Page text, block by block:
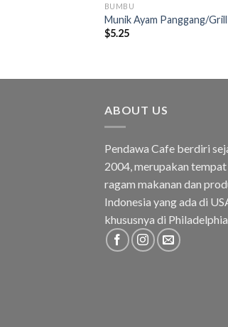
BUMBU
Munik Ayam Panggang/
$5.25
ABOUT US
Pendawa Cafe berdiri
2004, merupakan
ragam makanan dan
Indonesia yang ada di
khususnya di